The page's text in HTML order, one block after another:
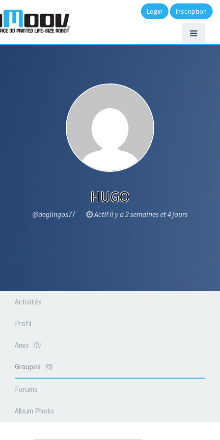
Login Inscription
HUGO
@deglingos77 Actif il y a 2 semaines et 4 jours
Activités
Profil
Amis 0
Groupes 0
Forums
Album Photo